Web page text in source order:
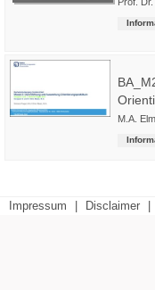
M.A.
Impressum Disclaimer